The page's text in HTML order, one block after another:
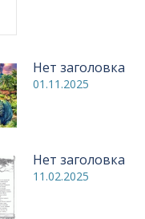
Нет заголовка
01.11.2025
Нет заголовка
11.02.2025